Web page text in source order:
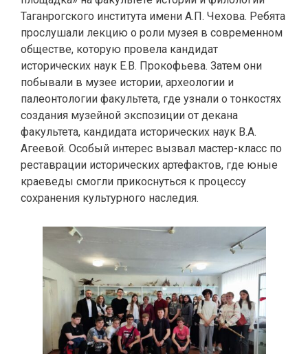
Таганрогского института имени А.П. Чехова. Ребята
прослушали лекцию о роли музея в современном
обществе, которую провела кандидат
исторических наук Е.В. Прокофьева. Затем они
побывали в музее истории, археологии и
палеонтологии факультета, где узнали о тонкостях
создания музейной экспозиции от декана
факультета, кандидата исторических наук В.А.
Агеевой. Особый интерес вызвал мастер-класс по
реставрации исторических артефактов, где юные
краеведы смогли прикоснуться к процессу
сохранения культурного наследия.